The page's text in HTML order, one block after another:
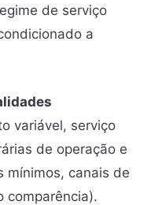
de serviço
a
variável, serviço
de operação e
mínimos, canais de
comparência).